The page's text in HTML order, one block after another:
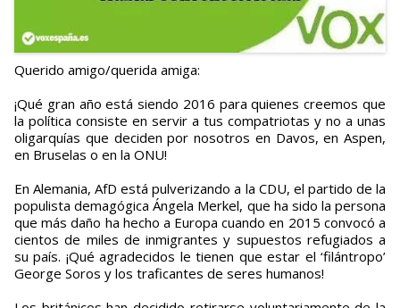
Querido amigo/querida amiga:
¡Qué gran año está siendo 2016 para quienes creemos que
la política consiste en servir a tus compatriotas y no a unas
oligarquías que deciden por nosotros en Davos, en Aspen,
en Bruselas o en la ONU!
En Alemania, AfD está pulverizando a la CDU, el partido de la
populista demagógica Ángela Merkel, que ha sido la persona
que más daño ha hecho a Europa cuando en 2015 convocó a
cientos de miles de inmigrantes y supuestos refugiados a
su país. ¡Qué agradecidos le tienen que estar el ‘filántropo’
George Soros y los traficantes de seres humanos!